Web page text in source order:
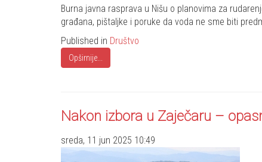
Share
Burna javna rasprava u Nišu o planovima za
građana, pištaljke i poruke da voda ne sme biti
Published in Društvo
Opširnije...
Nakon izbora u Zaječaru –
sreda, 11 jun 2025 10:49